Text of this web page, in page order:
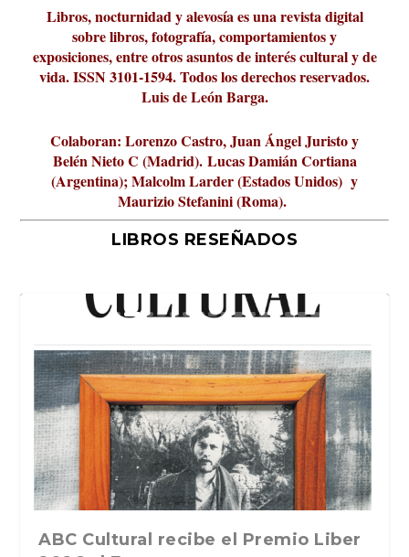
Liber 2026 al Fomento de la Le...
Revista Cultural Turia, númer...
10.000 pasos al día? Lo que d...
paisajística del mar de Sicil...
París
metafísicos de la novela ne...
Libros, nocturnidad y alevosía es una revista digital
sobre libros, fotografía, comportamientos y
exposiciones, entre otros asuntos de interés cultural y de
vida. ISSN 3101-1594. Todos los derechos reservados.
Luis de León Barga.
Colaboran: Lorenzo Castro, Juan Ángel Juristo y
Belén Nieto C (Madrid). Lucas Damián Cortiana
(Argentina); Malcolm Larder (Estados Unidos) y
Maurizio Stefanini (Roma).
LIBROS RESEÑADOS
La verdadera odisea del espacio en
La cultura de la transgresión.